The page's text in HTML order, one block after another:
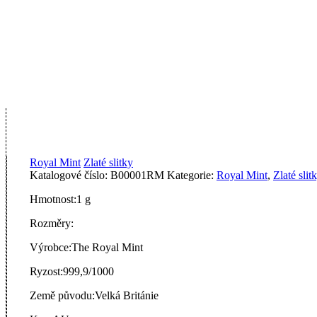
Royal Mint Zlaté slitky
Katalogové číslo: B00001RM Kategorie: Royal Mint, Zlaté
Hmotnost:1 g
Rozměry:
Výrobce:The Royal Mint
Ryzost:999,9/1000
Země původu:Velká Británie